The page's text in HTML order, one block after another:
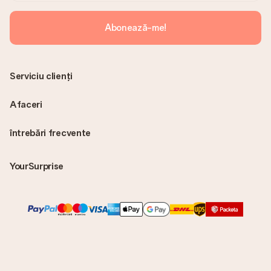
Abonează-me!
întrebări frecvente
YourSurprise
Serviciu clienți
Afaceri